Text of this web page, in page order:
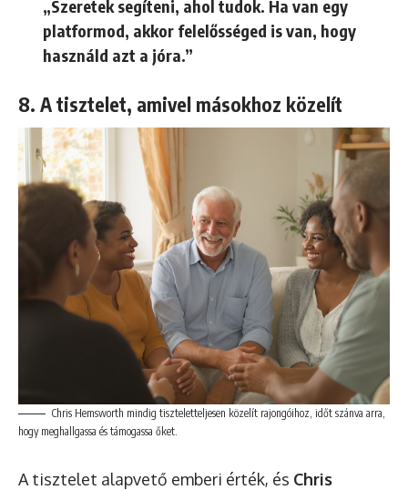
„Szeretek segíteni, ahol tudok. Ha van egy
platformod, akkor felelősséged is van, hogy
használd azt a jóra.”
8. A tisztelet, amivel másokhoz közelít
Chris Hemsworth mindig tiszteletteljesen közelít rajongóihoz, időt szánva arra,
hogy meghallgassa és támogassa őket.
A tisztelet alapvető emberi érték, és Chris